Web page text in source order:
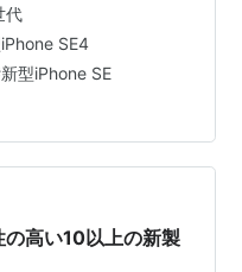
代
SE4
新型iPhone SE
高い10以上の新製